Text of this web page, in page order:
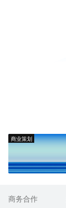
商业策划
商务合作